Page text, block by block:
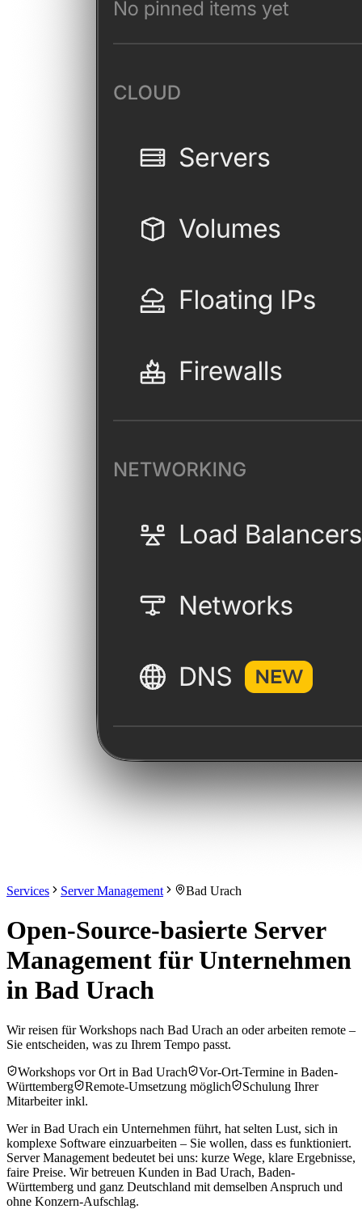
Services Server Management Bad Urach
Open-Source-basierte Server
Management für Unternehmen
in Bad Urach
Wir reisen für Workshops nach Bad Urach an oder arbeiten remote –
Sie entscheiden, was zu Ihrem Tempo passt.
Workshops vor Ort in Bad Urach
Vor-Ort-Termine in Baden-
Württemberg
Remote-Umsetzung möglich
Schulung Ihrer
Mitarbeiter inkl.
Wer in Bad Urach ein Unternehmen führt, hat selten Lust, sich in
komplexe Software einzuarbeiten – Sie wollen, dass es funktioniert.
Server Management bedeutet bei uns: kurze Wege, klare Ergebnisse,
faire Preise. Wir betreuen Kunden in Bad Urach, Baden-
Württemberg und ganz Deutschland mit demselben Anspruch und
ohne Konzern-Aufschlag.